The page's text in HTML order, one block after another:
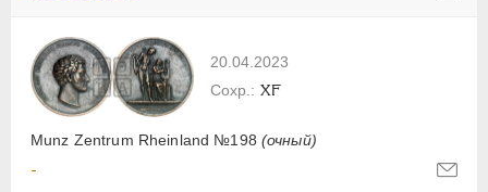
20.04.2023
Munz Zentrum Rheinland №198 (очный)
XF
-